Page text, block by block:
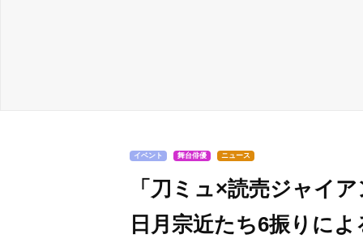
イベント 舞台俳優 ニュース
「刀ミュ×読売ジャイ
日月宗近たち6振りに